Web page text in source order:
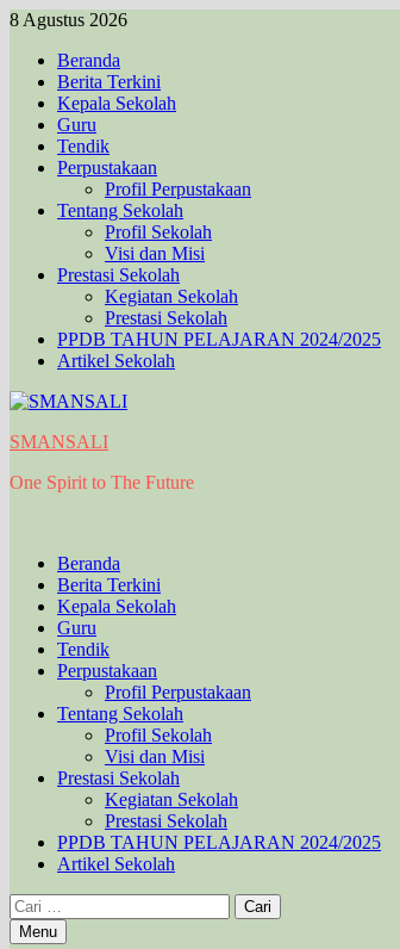
Skip
content
8 Agustus 2026
Beranda
Berita Terkini
Kepala Sekolah
Guru
Tendik
Perpustakaan
Profil Perpustakaan
Tentang Sekolah
Profil Sekolah
Visi dan Misi
Prestasi Sekolah
Kegiatan Sekolah
Prestasi Sekolah
PPDB TAHUN PELAJARAN 2024/2025
Artikel Sekolah
SMANSALI
One Spirit to The Future
Beranda
Berita Terkini
Kepala Sekolah
Guru
Tendik
Perpustakaan
Profil Perpustakaan
Tentang Sekolah
Profil Sekolah
Visi dan Misi
Prestasi Sekolah
Kegiatan Sekolah
Prestasi Sekolah
PPDB TAHUN PELAJARAN 2024/2025
Artikel Sekolah
Cari
untuk:
Menu